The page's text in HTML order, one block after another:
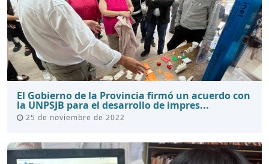
El Gobierno de la Provincia firmó un acuerdo con
la UNPSJB para el desarrollo de impres...
25 de noviembre de 2022